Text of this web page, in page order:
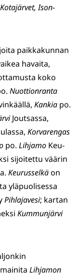
Ison-
paikka­kunnan
havaita,
koko
Nuottionranta
Kankia po.
Joutsassa,
Korvarengas
po. Lihja­mo Keu­
sijoitettu väärin
Keurusselkäon
yläpuolisessa
Pihlajavesi; kartan
Kummunjärvi
Lihjamon